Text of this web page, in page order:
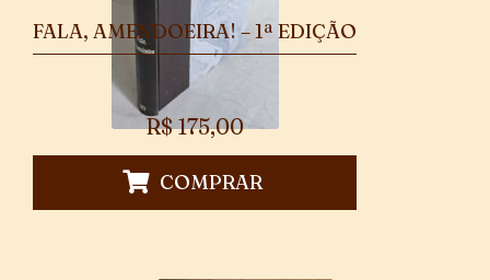
FALA, AMENDOEIRA! – 1ª EDIÇÃO
R$175,00
COMPRAR